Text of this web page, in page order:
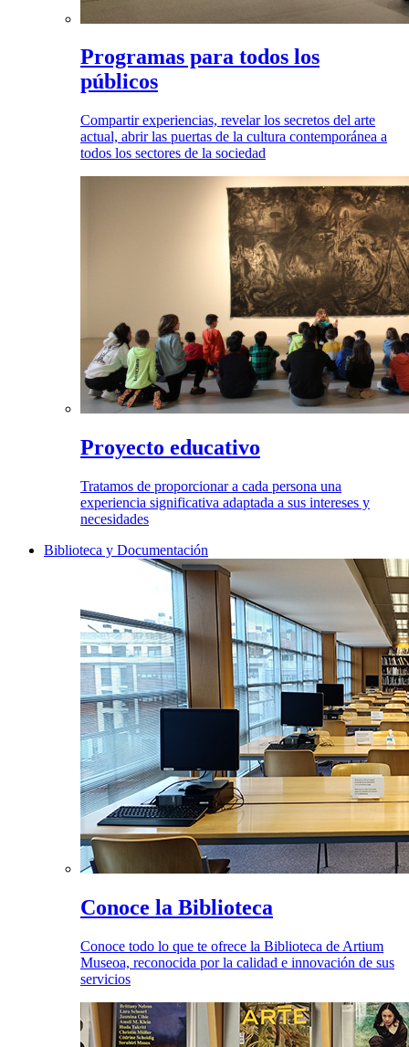
Programas para todos los
públicos
Compartir experiencias, revelar los secretos del arte
actual, abrir las puertas de la cultura contemporánea a
todos los sectores de la sociedad
Proyecto educativo
Tratamos de proporcionar a cada persona una
experiencia significativa adaptada a sus intereses y
necesidades
Biblioteca y Documentación
Conoce la Biblioteca
Conoce todo lo que te ofrece la Biblioteca de Artium
Museoa, reconocida por la calidad e innovación de sus
servicios